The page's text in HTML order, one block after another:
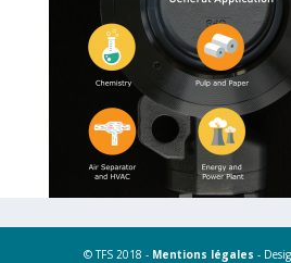
© TFS 2018 - Mentions légales -